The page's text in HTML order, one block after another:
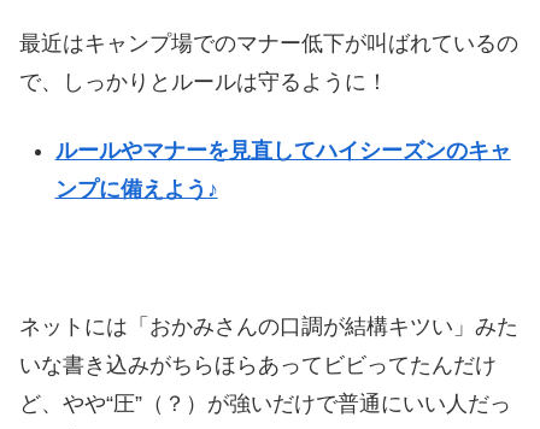
最近はキャンプ場でのマナー低下が叫ばれているの
で、しっかりとルールは守るように！
ルールやマナーを見直してハイシーズンのキャ
ンプに備えよう♪
ネットには「おかみさんの口調が結構キツい」みた
いな書き込みがちらほらあってビビってたんだけ
ど、やや“圧”（？）が強いだけで普通にいい人だっ